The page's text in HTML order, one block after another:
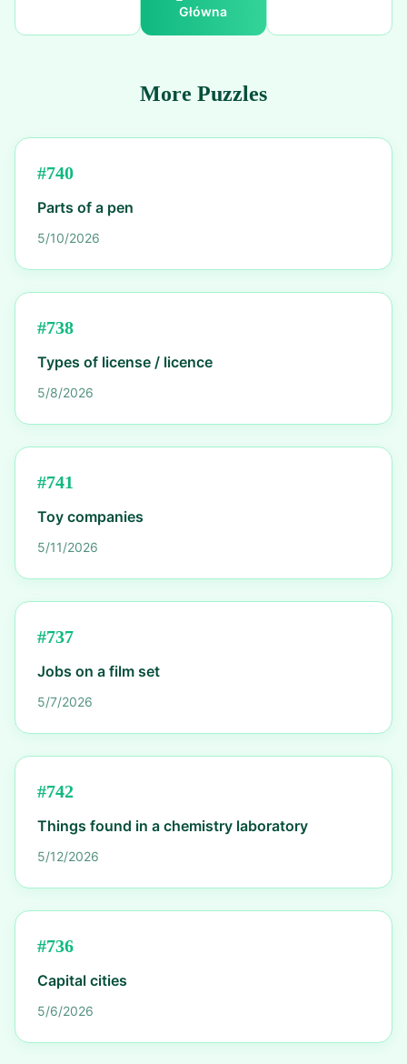
Główna
More Puzzles
#740
Parts of a pen
5/10/2026
#738
Types of license / licence
5/8/2026
#741
Toy companies
5/11/2026
#737
Jobs on a film set
5/7/2026
#742
Things found in a chemistry laboratory
5/12/2026
#736
Capital cities
5/6/2026